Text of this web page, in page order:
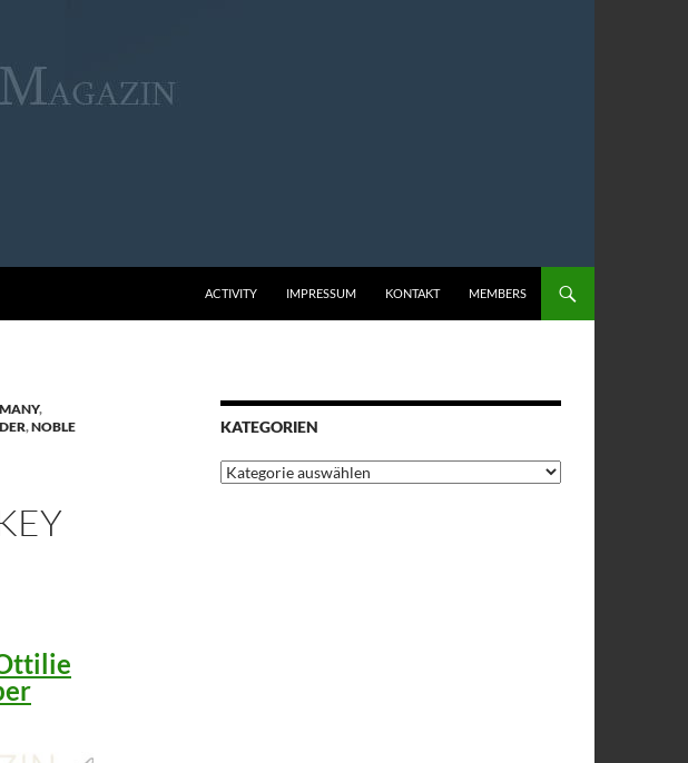
ACTIVITY IMPRESSUM KONTAKT MEMBERS
,
,NOBLE
KATEGORIEN
Kategorien